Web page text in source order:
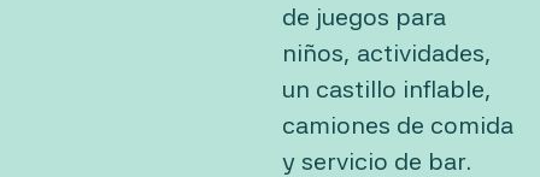
de juegos para
niños, actividades,
un castillo inflable,
camiones de comida
y servicio de bar.